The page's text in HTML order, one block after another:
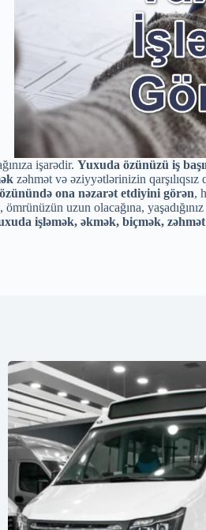
işarədir. Yuxuda özünüzü iş
zəhmət və əziyyətlərinizin qarşılıqsız
ona nəzarət etdiyini görən,
, ömrünüzün uzun olacağına,
işləmək, əkmək, biçmək,